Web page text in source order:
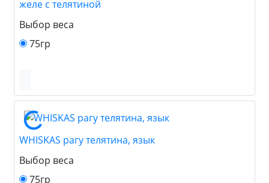
желе с телятиной
Выбор веса
75гр
WHISKAS рагу телятина, язык
Выбор веса
75гр